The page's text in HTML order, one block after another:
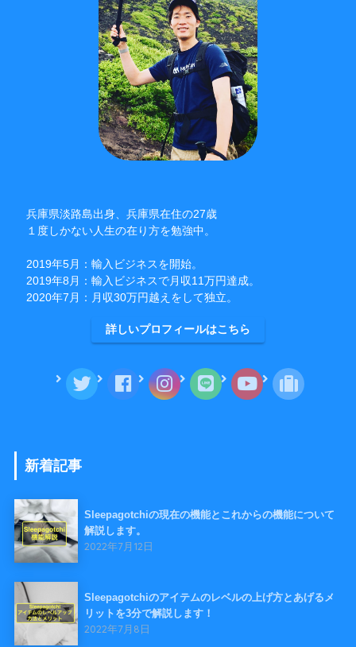
兵庫県淡路島出身、兵庫県在住の27歳
１度しかない人生の在り方を勉強中。
2019年5月：輸入ビジネスを開始。
2019年8月：輸入ビジネスで月収11万円達成。
2020年7月：月収30万円越えをして独立。
詳しいプロフィールはこちら
新着記事
Sleepagotchiの現在の機能とこれからの機能について
解説します。
2022年7月12日
Sleepagotchiのアイテムのレベルの上げ方とあげるメ
リットを3分で解説します！
2022年7月8日